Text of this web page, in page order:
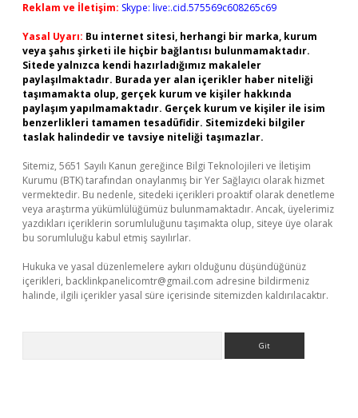
Reklam ve İletişim: Skype: live:.cid.575569c608265c69
Yasal Uyarı: Bu internet sitesi, herhangi bir marka, kurum
veya şahıs şirketi ile hiçbir bağlantısı bulunmamaktadır.
Sitede yalnızca kendi hazırladığımız makaleler
paylaşılmaktadır. Burada yer alan içerikler haber niteliği
taşımamakta olup, gerçek kurum ve kişiler hakkında
paylaşım yapılmamaktadır. Gerçek kurum ve kişiler ile isim
benzerlikleri tamamen tesadüfidir. Sitemizdeki bilgiler
taslak halindedir ve tavsiye niteliği taşımazlar.
Sitemiz, 5651 Sayılı Kanun gereğince Bilgi Teknolojileri ve İletişim
Kurumu (BTK) tarafından onaylanmış bir Yer Sağlayıcı olarak hizmet
vermektedir. Bu nedenle, sitedeki içerikleri proaktif olarak denetleme
veya araştırma yükümlülüğümüz bulunmamaktadır. Ancak, üyelerimiz
yazdıkları içeriklerin sorumluluğunu taşımakta olup, siteye üye olarak
bu sorumluluğu kabul etmiş sayılırlar.
Hukuka ve yasal düzenlemelere aykırı olduğunu düşündüğünüz
içerikleri, backlinkpanelicomtr@gmail.com adresine bildirmeniz
halinde, ilgili içerikler yasal süre içerisinde sitemizden kaldırılacaktır.